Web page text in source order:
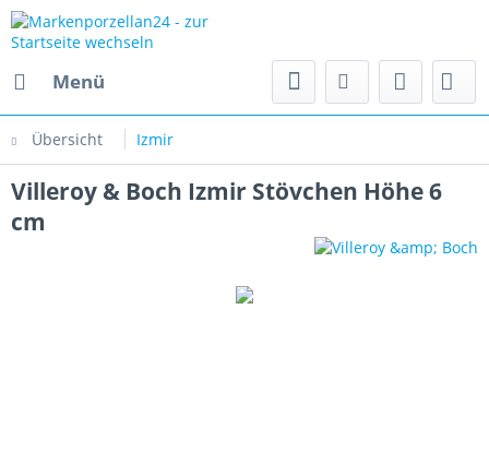
Menü
Übersicht Izmir
Villeroy & Boch Izmir Stövchen Höhe 6
cm